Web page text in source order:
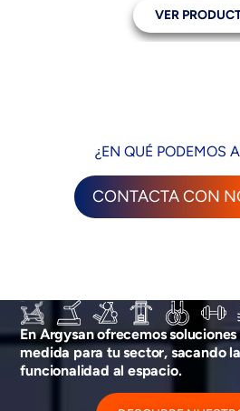
VER
¿EN QUÉ PODEMOS
CONTACTA CON
En Argysan ofrecemos soluciones
medida para tu sector, sacando
funcionalidad al espacio.